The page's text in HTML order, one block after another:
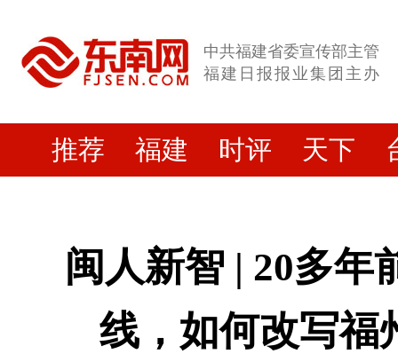
中共福建省委宣传部主管
福建日报报业集团主办
推荐 福建 时评 天下
闽人新智 | 20多年
线，如何改写福